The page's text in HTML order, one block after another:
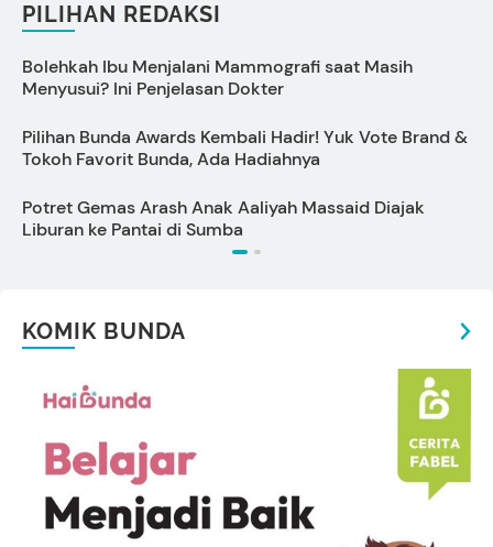
PILIHAN REDAKSI
Bolehkah Ibu Menjalani Mammografi saat Masih
Menyusui? Ini Penjelasan Dokter
Pilihan Bunda Awards Kembali Hadir! Yuk Vote Brand &
Tokoh Favorit Bunda, Ada Hadiahnya
Potret Gemas Arash Anak Aaliyah Massaid Diajak
Liburan ke Pantai di Sumba
KOMIK BUNDA